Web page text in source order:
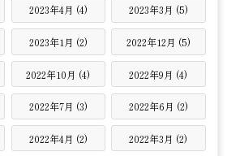
2023年4月 (4) 2023年3月 (5)
2023年1月 (2) 2022年12月 (5)
2022年10月 (4) 2022年9月 (4)
2022年7月 (3) 2022年6月 (2)
2022年4月 (2) 2022年3月 (2)